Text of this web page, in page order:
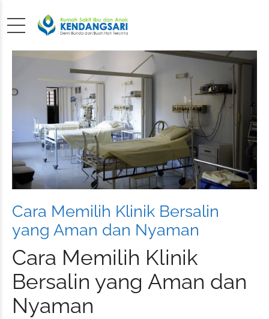
Cara Memilih Klinik Bersalin
yang Aman dan Nyaman
Cara Memilih Klinik
Bersalin yang Aman dan
Nyaman